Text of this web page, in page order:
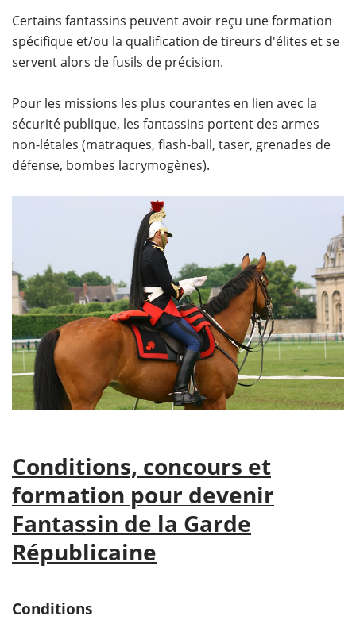
Certains fantassins peuvent avoir reçu une formation
spécifique et/ou la qualification de tireurs d'élites et se
servent alors de fusils de précision.
Pour les missions les plus courantes en lien avec la
sécurité publique, les fantassins portent des armes
non-létales (matraques, flash-ball, taser, grenades de
défense, bombes lacrymogènes).
Conditions, concours et
formation pour devenir
Fantassin de la Garde
Républicaine
Conditions